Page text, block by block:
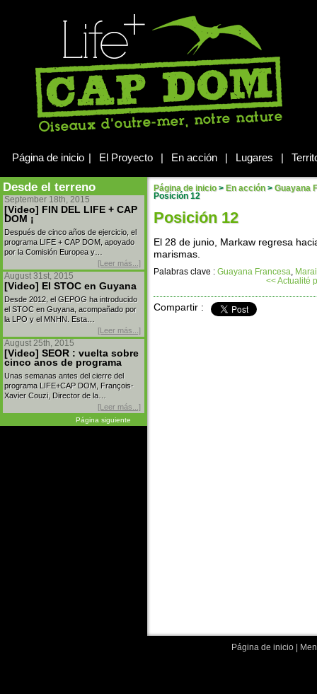
Página de inicio | El Proyecto | En acción | Lugares |
Desde el terreno
September 18th, 2015
[Video] FIN DEL LIFE + CAP
DOM ¡
Después de cinco años de ejercicio, el
programa LIFE + CAP DOM, apoyado
por la Comisión Europea y…
[Leer más...]
August 31st, 2015
[Video] El STOC en Guyana
Desde 2012, el GEPOG ha introducido
el STOC en Guyana, acompañado por
la LPO y el MNHN. Esta…
[Leer más...]
August 25th, 2015
[Video] SEOR : vuelta sobre
cinco anos de programa
Unas semanas antes del cierre del
programa LIFE+CAP DOM, François-
Xavier Couzi, Director de la…
[Leer más...]
Página siguiente
Página de inicio > En acción > Guayana
Posición 12
Posición 12
El 28 de junio, Markaw regresa
marismas.
Palabras clave : Guayana Francesa
<< Actualité
Compartir :
Página de inicio|